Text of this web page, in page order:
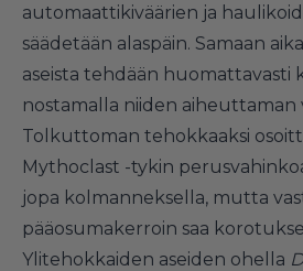
automaattikiväärien ja
säädetään alaspäin. Samaan
aseista tehdään huomattavasti
nostamalla niiden aiheuttaman
Tolkuttoman tehokkaaksi
Mythoclast -tykin
jopa kolmanneksella, mutta
pääosumakerroin saa
Ylitehokkaiden aseiden ohella